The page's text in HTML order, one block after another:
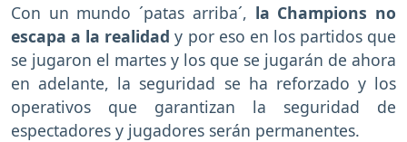
Con un mundo ´patas arriba´, la Champions no
escapa a la realidad y por eso en los partidos que
se jugaron el martes y los que se jugarán de ahora
en adelante, la seguridad se ha reforzado y los
operativos que garantizan la seguridad de
espectadores y jugadores serán permanentes.